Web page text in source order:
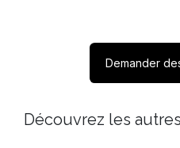
Demander
Découvrez les